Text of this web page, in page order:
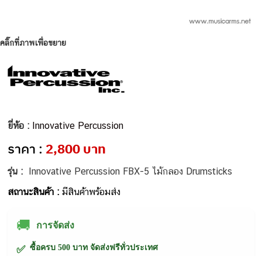
คลิ๊กที่ภาพเพื่อขยาย
ยี่ห้อ : Innovative Percussion
ราคา : 2,800 บาท
รุ่น : Innovative Percussion FBX-5 ไม้กลอง Drumsticks
สถานะสินค้า :มีสินค้าพร้อมส่ง
🚚 การจัดส่ง
✅ ซื้อครบ 500 บาท จัดส่งฟรีทั่วประเทศ